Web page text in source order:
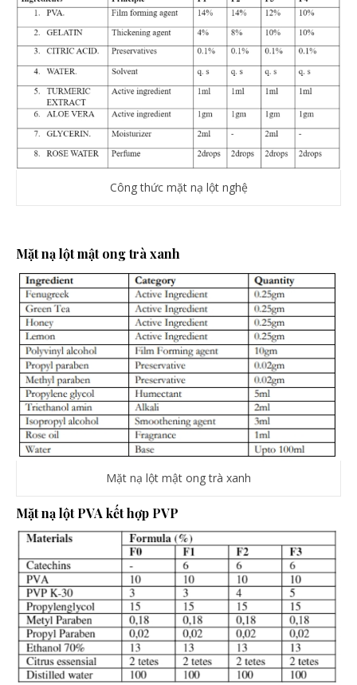
Công thức mặt nạ lột nghệ
Mặt nạ lột mật ong trà xanh
Mặt nạ lột mật ong trà xanh
Mặt nạ lột PVA kết hợp PVP